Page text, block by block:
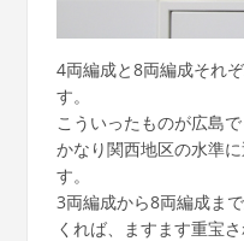
4両編成と8両編成それ
す。
こういったものが広島
かなり関西地区の水準
す。
3両編成から8両編成ま
くれば、ますます重宝